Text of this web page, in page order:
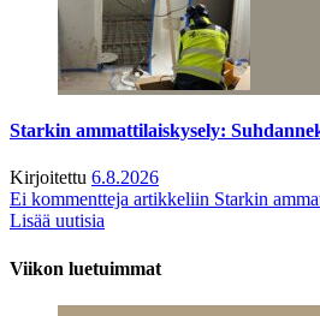
Starkin ammattilaiskysely:
Kirjoitettu 6.8.2026
Ei kommentteja artikkeliin Starkin
Lisää uutisia
Viikon luetuimmat